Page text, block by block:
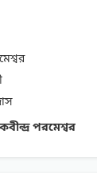
পরমেশ্বর